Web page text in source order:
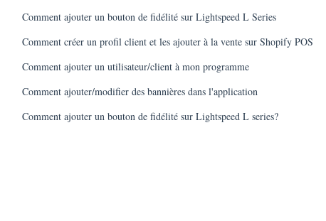
Comment ajouter un bouton de fidélité sur Lightspeed L Series
Comment créer un profil client et les ajouter à la vente sur Shopify POS
Comment ajouter un utilisateur/client à mon programme
Comment ajouter/modifier des bannières dans l'application
Comment ajouter un bouton de fidélité sur Lightspeed L series?